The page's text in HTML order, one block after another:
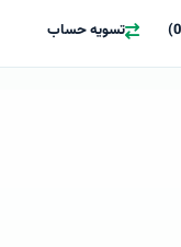
تسویه حساب